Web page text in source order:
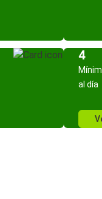
4
al día